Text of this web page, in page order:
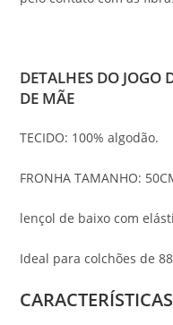
DETALHES DO JOGO
DE MÃE
TECIDO: 100% algodão.
FRONHA TAMANHO:
lençol de baixo com
Ideal para colchões de